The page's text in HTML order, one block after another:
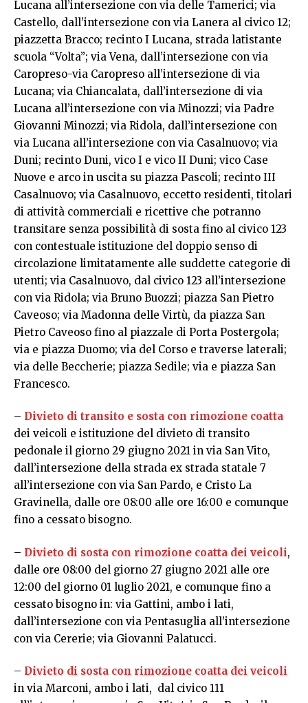
Lucana all’intersezione con via delle Tamerici; via
Castello, dall’intersezione con via Lanera al civico 12;
piazzetta Bracco; recinto I Lucana, strada latistante
scuola “Volta”; via Vena, dall’intersezione con via
Caropreso-via Caropreso all’intersezione di via
Lucana; via Chiancalata, dall’intersezione di via
Lucana all’intersezione con via Minozzi; via Padre
Giovanni Minozzi; via Ridola, dall’intersezione con
via Lucana all’intersezione con via Casalnuovo; via
Duni; recinto Duni, vico I e vico II Duni; vico Case
Nuove e arco in uscita su piazza Pascoli; recinto III
Casalnuovo; via Casalnuovo, eccetto residenti, titolari
di attività commerciali e ricettive che potranno
transitare senza possibilità di sosta fino al civico 123
con contestuale istituzione del doppio senso di
circolazione limitatamente alle suddette categorie di
utenti; via Casalnuovo, dal civico 123 all’intersezione
con via Ridola; via Bruno Buozzi; piazza San Pietro
Caveoso; via Madonna delle Virtù, da piazza San
Pietro Caveoso fino al piazzale di Porta Postergola;
via e piazza Duomo; via del Corso e traverse laterali;
via delle Beccherie; piazza Sedile; via e piazza San
Francesco.
– Divieto di transito e sosta con rimozione coatta
dei veicoli e istituzione del divieto di transito
pedonale il giorno 29 giugno 2021 in via San Vito,
dall’intersezione della strada ex strada statale 7
all’intersezione con via San Pardo, e Cristo La
Gravinella, dalle ore 08:00 alle ore 16:00 e comunque
fino a cessato bisogno.
– Divieto di sosta con rimozione coatta dei veicoli,
dalle ore 08:00 del giorno 27 giugno 2021 alle ore
12:00 del giorno 01 luglio 2021, e comunque fino a
cessato bisogno in: via Gattini, ambo i lati,
dall’intersezione con via Pentasuglia all’intersezione
con via Cererie; via Giovanni Palatucci.
– Divieto di sosta con rimozione coatta dei veicoli
in via Marconi, ambo i lati, dal civico 111